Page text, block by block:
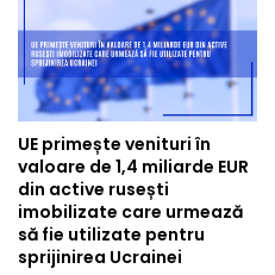
UE primește venituri în
valoare de 1,4 miliarde EUR
din active rusești
imobilizate care urmează
să fie utilizate pentru
sprijinirea Ucrainei